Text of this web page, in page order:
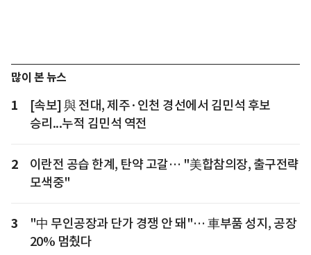
많이 본 뉴스
1
[속보] 與 전대, 제주·인천 경선에서 김민석 후보
승리...누적 김민석 역전
2
이란전 공습 한계, 탄약 고갈… "美합참의장, 출구전략
모색중"
3
"中 무인공장과 단가 경쟁 안 돼"… 車부품 성지, 공장
20% 멈췄다